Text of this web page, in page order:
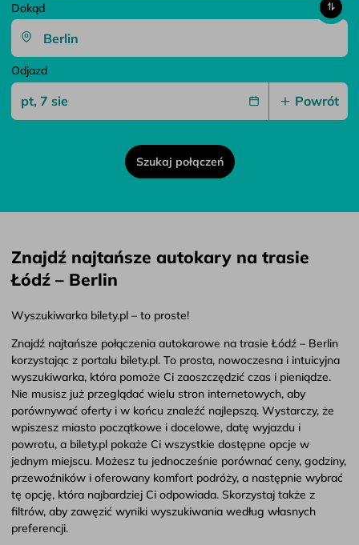
Dokąd
Odjazd
Powrót
Szukaj połączeń
Znajdź najtańsze autokary na trasie
Łódź – Berlin
Wyszukiwarka bilety.pl – to proste!
Znajdź najtańsze połączenia autokarowe na trasie Łódź – Berlin
korzystając z portalu bilety.pl. To prosta, nowoczesna i intuicyjna
wyszukiwarka, która pomoże Ci zaoszczędzić czas i pieniądze.
Nie musisz już przeglądać wielu stron internetowych, aby
porównywać oferty i w końcu znaleźć najlepszą. Wystarczy, że
wpiszesz miasto początkowe i docelowe, datę wyjazdu i
powrotu, a bilety.pl pokaże Ci wszystkie dostępne opcje w
jednym miejscu. Możesz tu jednocześnie porównać ceny, godziny,
przewoźników i oferowany komfort podróży, a następnie wybrać
tę opcję, która najbardziej Ci odpowiada. Skorzystaj także z
filtrów, aby zawęzić wyniki wyszukiwania według własnych
preferencji.